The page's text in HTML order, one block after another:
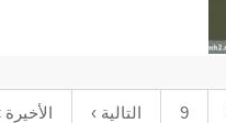
9
التالية ›